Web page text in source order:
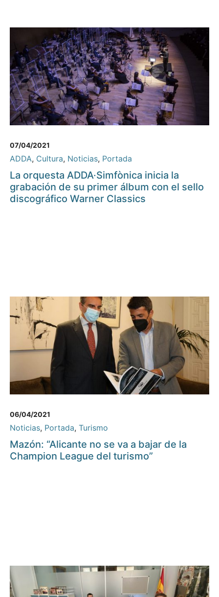
07/04/2021
ADDA, Cultura, Noticias, Portada
La orquesta ADDA·Simfònica inicia la
grabación de su primer álbum con el sello
discográfico Warner Classics
06/04/2021
Noticias, Portada, Turismo
Mazón: “Alicante no se va a bajar de la
Champion League del turismo”